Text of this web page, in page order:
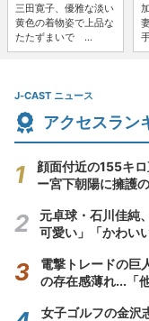
三田寛子、優雅な淡い
黄色の着物姿で上品な
たたずまいで ...
J-CAST ニュース
アクセスラン
顔面付近の155キ
ー宮下朝陽に擁護
元卓球・石川佳純
可愛い」「かわい
電撃トレードの巨
の存在感薄れ...「
女子ゴルフの金沢